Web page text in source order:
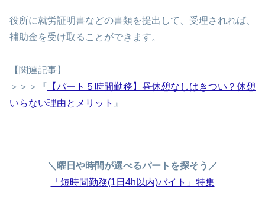
役所に就労証明書などの書類を提出して、受理されれば、
補助金を受け取ることができます。
【関連記事】
＞＞＞『 【パート５時間勤務】昼休憩なしはきつい？休憩
いらない理由とメリット 』
＼曜日や時間が選べるパートを探そう／
「短時間勤務(1日4h以内)バイト」特集